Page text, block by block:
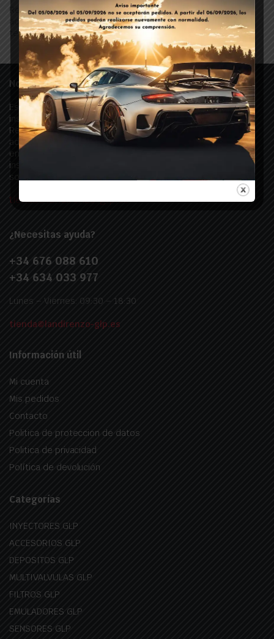
Regístrate ahora para recibir las últimas
actualizaciones sobre promociones y cupones. ¡No
te preocupes, no somos spam!
Nosotros
Estamos especializados en la comercialización de
instalaciones GLP y todos los productos asociados a Landi
Renzo. Ofrecemos soluciones completas y de alta calidad,
adaptadas a sus necesidades, con soporte profesional y
entrega rápida. ¡Descubra las mejores opciones para la
instalación y mantenimiento de sistemas GLP, todo en un
solo lugar!
tienda@landirenzo-glp.es
¿Necesitas ayuda?
+34 676 088 610
+34 634 033 977
Lunes – Viernes: 09:30 – 18:30
tienda@landirenzo-glp.es
Información útil
Mi cuenta
Mis pedidos
Contacto
Politica de proteccion de datos
Politica de privacidad
Política de devolución
Categorías
INYECTORES GLP
ACCESORIOS GLP
DEPOSITOS GLP
MULTIVALVULAS GLP
FILTROS GLP
EMULADORES GLP
SENSORES GLP